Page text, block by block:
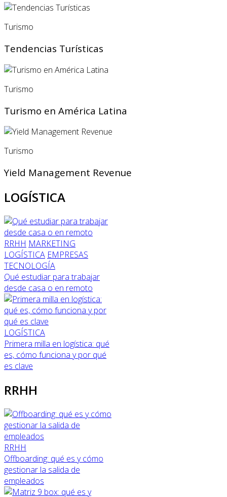
Turismo
Tendencias Turísticas
Turismo
Turismo en América Latina
Turismo
Yield Management Revenue
LOGÍSTICA
RRHH MARKETING
LOGÍSTICA EMPRESAS
TECNOLOGÍA
Qué estudiar para trabajar
desde casa o en remoto
LOGÍSTICA
Primera milla en logística: qué
es, cómo funciona y por qué
es clave
RRHH
RRHH
Offboarding: qué es y cómo
gestionar la salida de
empleados